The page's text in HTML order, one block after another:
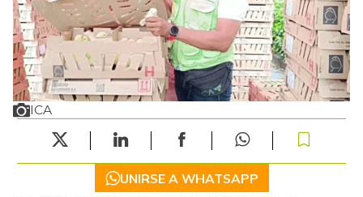
ICA
UNIRSE A WHATSAPP